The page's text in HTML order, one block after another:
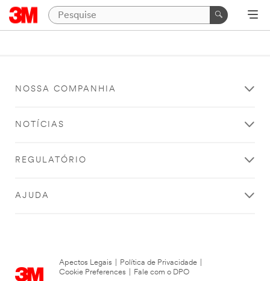
NOSSA COMPANHIA
NOTÍCIAS
REGULATÓRIO
AJUDA
Apectos Legais Política de Privacidade
Cookie Preferences
Fale com o DPO